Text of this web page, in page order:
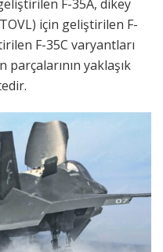
F-35A, dikey
için geliştirilen F-
F-35C varyantları
yaklaşık